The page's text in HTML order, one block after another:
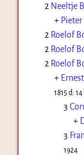
2 Neeltje
+ Pieter
2 Roelof
2 Roelof
2 Roelof
+
1815 d: 14
3
+
3
1924